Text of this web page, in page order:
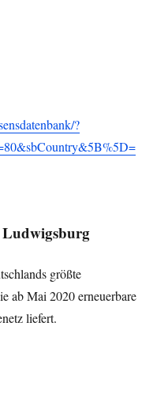
?
größte
ab Mai 2020 erneuerbare
liefert.